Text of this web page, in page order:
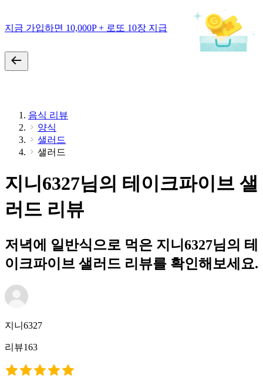
지금 가입하면 10,000P + 로또 10장 지급
음식 리뷰
양식
샐러드
샐러드
지니6327님의 테이크파이브 샐
러드 리뷰
저녁에 일반식으로 먹은 지니6327님의 테
이크파이브 샐러드 리뷰를 확인해보세요.
지니6327
리뷰163